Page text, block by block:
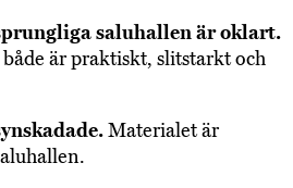
saluhallen är oklart.
är praktiskt, slitstarkt och
Materialet är